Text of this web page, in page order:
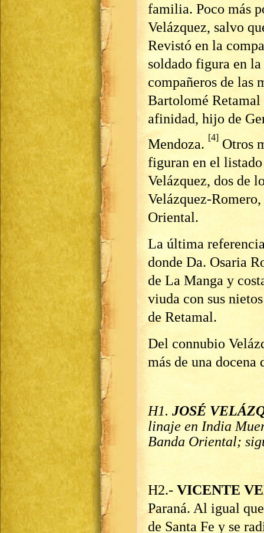
familia. Poco más
Velázquez, salvo
Revistó en la
soldado figura en
compañeros de las
Bartolomé Retamal
afinidad, hijo de
Mendoza. [4] Otros
figuran en el
Velázquez, dos de
Velázquez-
Oriental.
La última
donde Da. Osaria
de La Manga y
viuda con sus
de Retamal.
Del connubio
más de una docena
H1. JOSÉ
linaje en India
Banda Oriental;
H2.- VICENTE
Paraná. Al igual
de Santa Fe y se